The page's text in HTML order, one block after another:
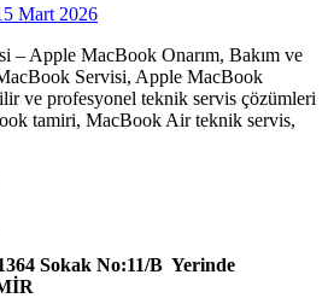
Mart 2026
– Apple MacBook Onarım, Bakım ve
Servisi, Apple MacBook
ve profesyonel teknik servis çözümleri
tamiri, MacBook Air teknik servis,
Sokak No:11/B Yerinde